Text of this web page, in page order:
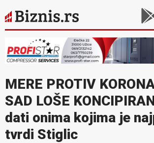
MERE PROTIV
SAD LOŠE
dati onima kojima je
tvrdi Stiglic